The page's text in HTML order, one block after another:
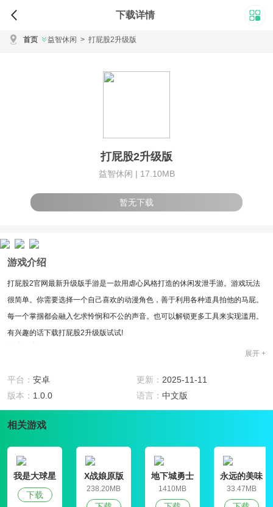
下载详情
首页 益智休闲 > 打屁股2升级版
打屁股2升级版
益智休闲 | 17.10MB
暂无下载
游戏介绍
打屁股2官网最新升级版手游是一款用虐心风格打造的休闲发泄手游。游戏玩法
很简单。你需要选择一个自己喜欢的动漫角色，善于利用各种道具拍他的马屁。
每一个掌掴都会融入乞求怜悯和不公的声音。也可以解锁更多工具来实现滥用。
有兴趣的话下载打屁股2升级版试试!
2、游戏中左键拖动道具打屁股，拖动速度越快得分越高。
3、教个讨厌鬼，打他屁股。
4、游戏特色丰富的场景供你选择;
5、为您创建多个角色;
游戏评测
你讨厌的人的长相，填上他(她)的名字，就可以进入打屁股游戏了。你讨厌的人
会老老实实的让你打他(她)屁股，只要你百分之一百的发力就能得满分。
展开 +
平台： 安卓 更新： 2025-11-11
版本： 1.0.0 语言： 中文版
相关游戏
我是大球星
下载
X战娘原版
238.20MB
地下城勇士
官网版
1410MB
永远的美味
星球4破解版
33.47MB